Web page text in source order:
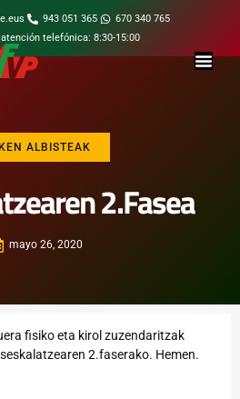
943 051 365
670 340 765
telefónica: 8:30-15:00
ALBISTEAK
2.Fasea
mayo 26, 2020
fisiko eta kirol zuzendaritzak
2.faserako. Hemen.